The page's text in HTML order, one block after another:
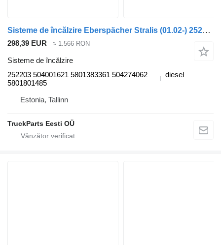
Sisteme de încălzire Eberspächer Stralis (01.02-) 252203 pentru cap tractor IVECO Stralis, Trakker (2002-)
298,39 EUR ≈ 1.566 RON
Sisteme de încălzire
252203 504001621 5801383361 504274062
5801801485
diesel
Estonia, Tallinn
TruckParts Eesti OÜ